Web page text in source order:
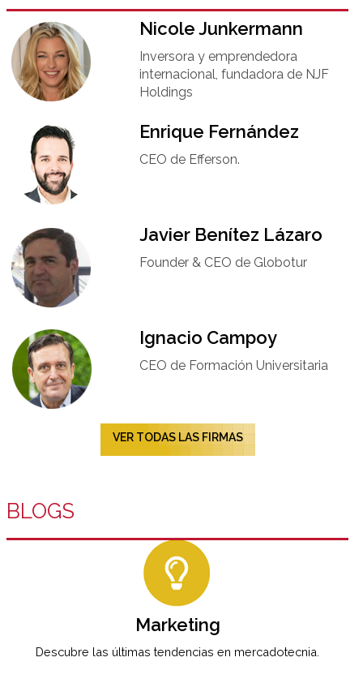
Nicole Junkermann​
Inversora y emprendedora
internacional, fundadora de NJF
Holdings
Enrique Fernández
CEO de Efferson.
Javier Benítez Lázaro
Founder & CEO de Globotur​
Ignacio Campoy​
CEO de Formación Universitaria​
VER TODAS LAS FIRMAS
BLOGS
Marketing
Descubre las últimas tendencias en mercadotecnia.